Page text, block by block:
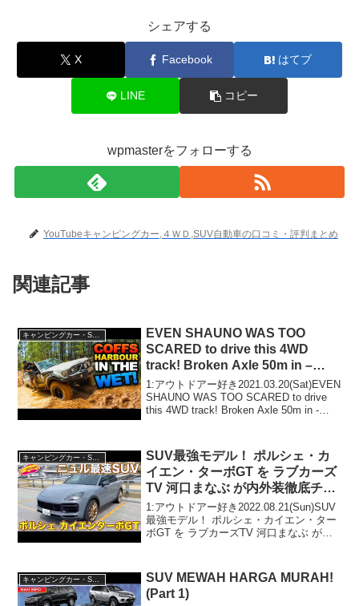
シェアする
X Facebook はてブ
LINE コピー
wpmasterをフォローする
YouTubeキャンピングカー,４ＷＤ,SUV自動車の口コミ・評判まとめ
関連記事
キャンピングカー・SUV人気車種
EVEN SHAUNO WAS TOO
SCARED to drive this 4WD
track! Broken Axle 50m in –
what happens next?
1:アウトドアー好き2021.03.20(Sat)EVEN
SHAUNO WAS TOO SCARED to drive
this 4WD track! Broken Axle 50m in -
SUV最強モデル！ ポルシェ・カ
イエン・ターボGT を ラブカーズ
TV 河口まなぶ が内外装徹底チェ
ック！
1:アウトドアー好き2022.08.21(Sun)SUV
最強モデル！ ポルシェ・カイエン・ター
ボGT を ラブカーズTV 河口まなぶ が内
好き2022.08.21(S...
キャンピングカー・SUV人気車種
SUV MEWAH HARGA MURAH!
(Part 1)